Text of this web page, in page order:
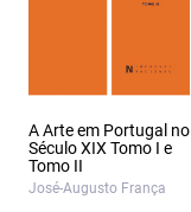
A Arte em Portugal no
Século XIX Tomo I e
Tomo II
José-Augusto França